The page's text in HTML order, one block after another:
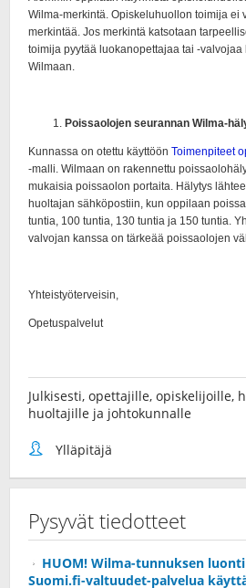
Julkisesti, opettajille, opiskelijoille,
huoltajille ja johtokunnalle
Ylläpitäjä
Pysyvät tiedotteet
HUOM! Wilma-tunnuksen
Suomi.fi-valtuudet-palvelua